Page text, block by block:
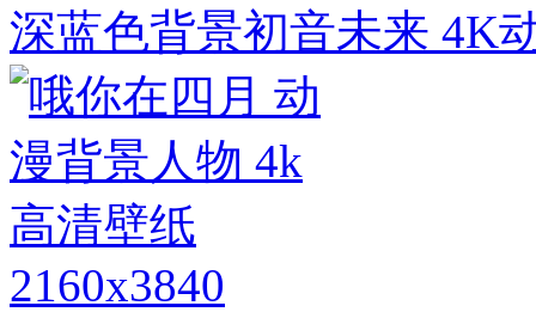
深蓝色背景初音未来 4K
2160x3840